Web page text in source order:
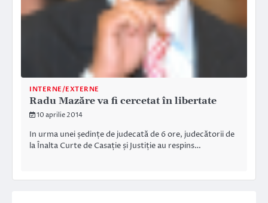
INTERNE/EXTERNE
Radu Mazăre va fi cercetat în libertate
10 aprilie 2014
In urma unei ședințe de judecată de 6 ore, judecătorii de
la Înalta Curte de Casație și Justiție au respins…